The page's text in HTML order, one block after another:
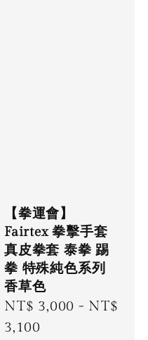
【拳運會】
Fairtex 拳擊手套
真皮拳套 泰拳 踢
拳 特殊純色系列
香草色
Regular
price
NT$ 3,000 - NT$
3,100